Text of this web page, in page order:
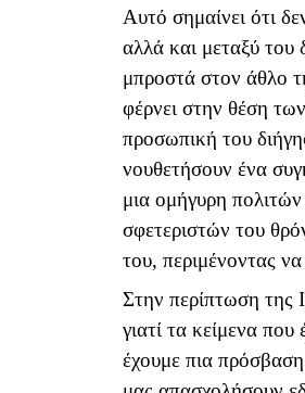
Αυτό σημαίνει ότι
αλλά και μεταξύ του
μπροστά στον άθλο
φέρνει στην θέση
προσωπική του
νουθετήσουν ένα
μια ομήγυρη
σφετεριστών του
του, περιμένοντας
Στην περίπτωση της
γιατί τα κείμενα
έχουμε πια